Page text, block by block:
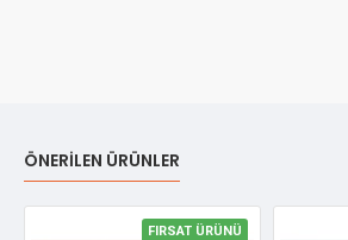
ÖNERILEN ÜRÜNLER
FIRSAT ÜRÜNÜ